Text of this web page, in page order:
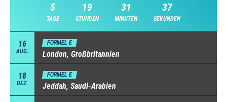
5
TAGE
19
STUNDEN
31
MINUTEN
37
SEKUNDEN
16
AUG.
FORMEL E
London, Großbritannien
18
DEZ.
FORMEL E
Jeddah, Saudi-Arabien